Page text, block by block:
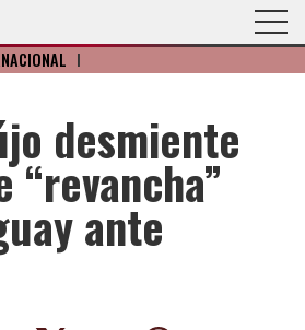
I
desmiente
“revancha”
ante